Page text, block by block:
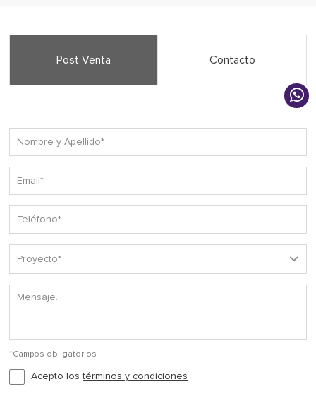
Post Venta Contacto
*Campos obligatorios
Acepto lostérminos y condiciones